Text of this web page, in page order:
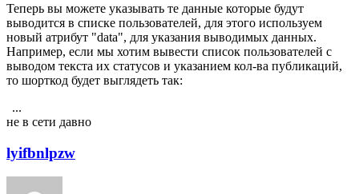
Теперь вы можете указывать те данные которые будут
выводится в списке пользователей, для этого используем
новый атрибут "data", для указания выводимых данных.
Например, если мы хотим вывести список пользователей с
выводом текста их статусов и указанием кол-ва публикаций,
то шорткод будет выглядеть так:
...
не в сети давно
lyifbnlpzw